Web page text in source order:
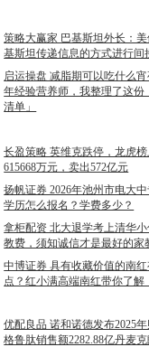
策略大赢家 巴基斯坦外长：
基斯坦传递信息的方式进行间
启运操盘 减脂期可以吃什么
年经验营养师，我整理了这份
清单」
长盈策略 英维克跌停，龙虎
615668万元，卖出572亿元
扬帆证券 2026年池州市电大
学历怎么报名？学费多少？
拿柜配资 北大退学考上清华
教费，须知诚信才是最好的家
中博证券 具有收藏价值的南
点？红小满高端南红带你了解
优配良品 诺和诺德发布2025
格鲁肽销售额2282.88亿丹麦